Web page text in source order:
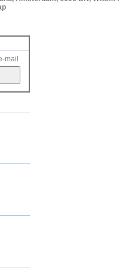
mail